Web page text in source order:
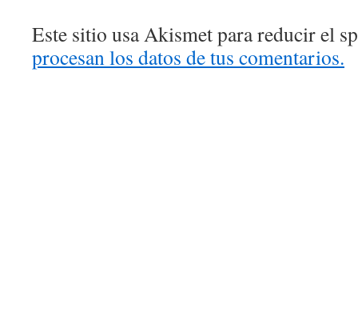
Este sitio usa Akismet para reducir el
procesan los datos de tus comentarios.